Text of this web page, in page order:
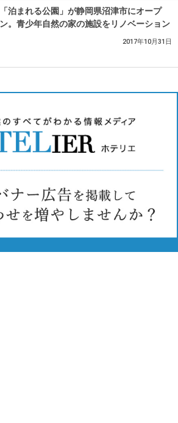
「泊まれる公園」が静岡県沼津市にオープ
ン。青少年自然の家の施設をリノベーション
2017年10月31日